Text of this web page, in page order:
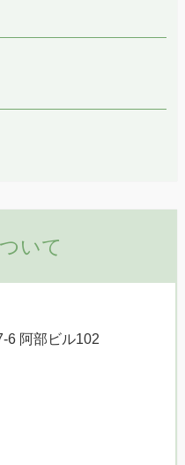
いて
6 阿部ビル102